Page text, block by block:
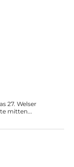
27. Welser
mitten...